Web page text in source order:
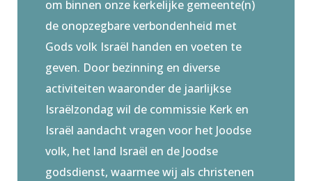
om binnen onze kerkelijke gemeente(n)
de onopzegbare verbondenheid met
Gods volk Israël handen en voeten te
geven. Door bezinning en diverse
activiteiten waaronder de jaarlijkse
Israëlzondag wil de commissie Kerk en
Israël aandacht vragen voor het Joodse
volk, het land Israël en de Joodse
godsdienst, waarmee wij als christenen